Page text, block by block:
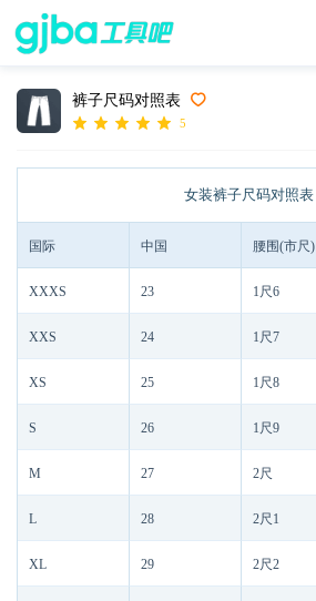
裤子尺码对照表
5
女装裤子尺码对照表
国际 中国 腰围(市尺)
XXXS 23 1尺6
XXS 24 1尺7
XS 25 1尺8
S 26 1尺9
M 27 2尺
L 28 2尺1
XL 29 2尺2